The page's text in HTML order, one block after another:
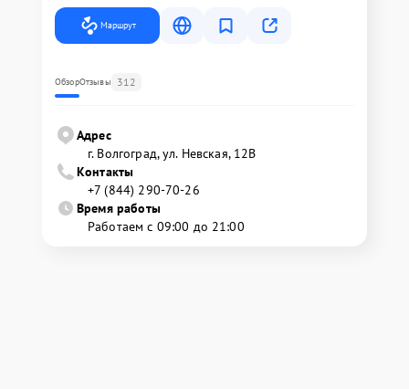
Маршрут
ОбзорОтзывы 312
Адрес
г. Волгоград, ул. Невская, 12В
Контакты
+7 (844) 290-70-26
Время работы
Работаем с 09:00 до 21:00